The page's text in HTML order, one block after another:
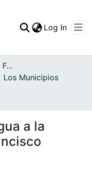
Statistics
Log In
Archivo del Patrimonio Fotográfico y Fílmico del Valle del Cauca
Los Municipios
a la